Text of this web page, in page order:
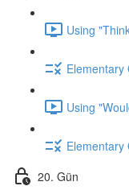
Using
Elementary
Using
Elementary
20. Gün